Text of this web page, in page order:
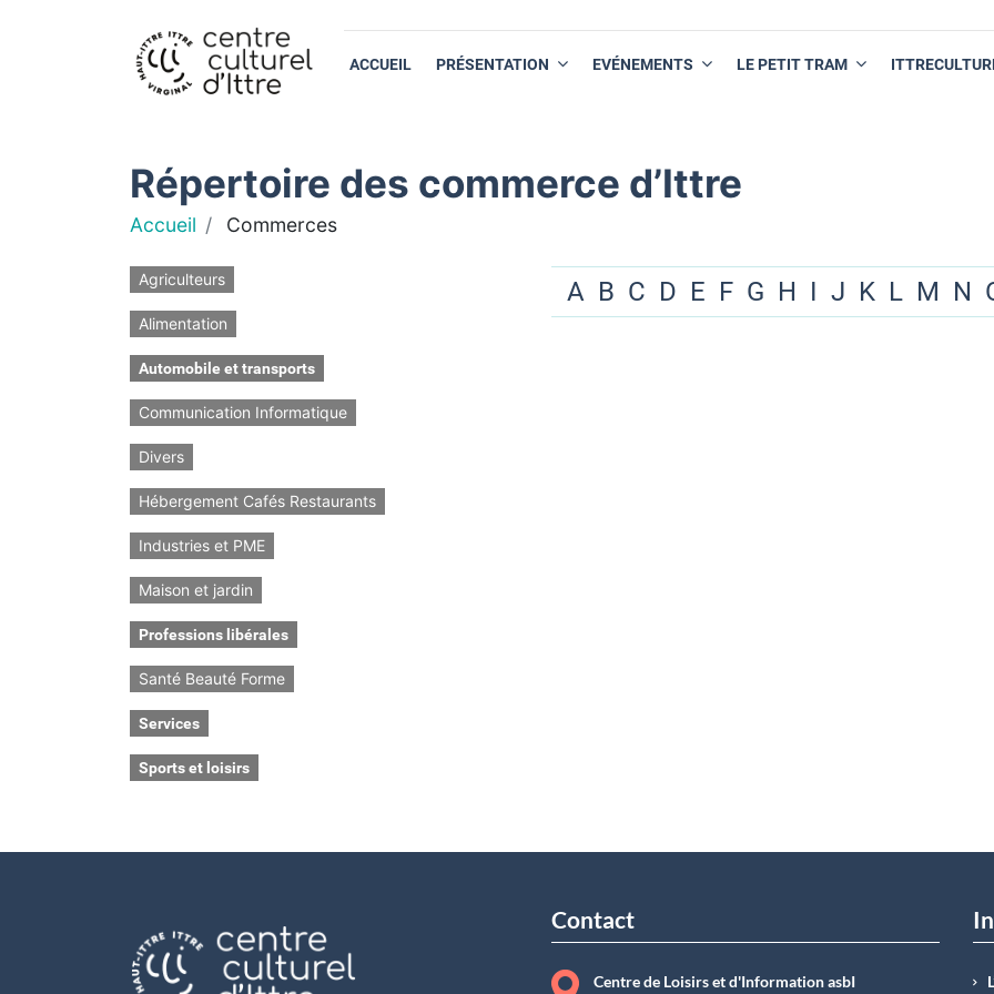
ACCUEIL PRÉSENTATION EVÉNEMENTS LE PETIT TRAM
Répertoire des commerce d’Ittre
Accueil Commerces
Agriculteurs
Alimentation
Automobile et transports
Communication Informatique
Divers
Hébergement Cafés Restaurants
Industries et PME
Maison et jardin
Professions libérales
Santé Beauté Forme
Services
Sports et loisirs
A B C D E F G H I J K L M N
Contact
Centre de Loisirs et d'Information asbI